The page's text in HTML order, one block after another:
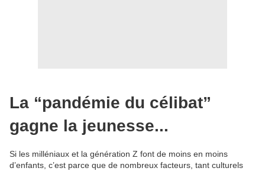
La “pandémie du célibat”
gagne la jeunesse...
Si les milléniaux et la génération Z font de moins en moins
d’enfants, c’est parce que de nombreux facteurs, tant culturels